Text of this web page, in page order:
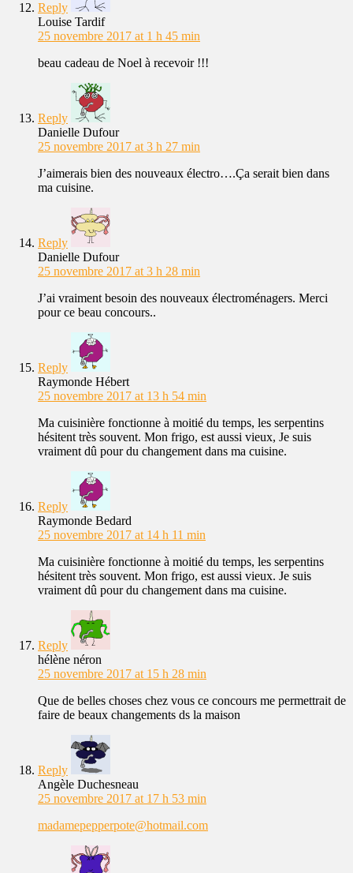
Reply
Louise Tardif
25 novembre 2017 at 1 h 45 min
beau cadeau de Noel à recevoir !!!
Reply
Danielle Dufour
25 novembre 2017 at 3 h 27 min
J’aimerais bien des nouveaux électro….Ça serait bien dans
ma cuisine.
Reply
Danielle Dufour
25 novembre 2017 at 3 h 28 min
J’ai vraiment besoin des nouveaux électroménagers. Merci
pour ce beau concours..
Reply
Raymonde Hébert
25 novembre 2017 at 13 h 54 min
Ma cuisinière fonctionne à moitié du temps, les serpentins
hésitent très souvent. Mon frigo, est aussi vieux, Je suis
vraiment dû pour du changement dans ma cuisine.
Reply
Raymonde Bedard
25 novembre 2017 at 14 h 11 min
Ma cuisinière fonctionne à moitié du temps, les serpentins
hésitent très souvent. Mon frigo, est aussi vieux. Je suis
vraiment dû pour du changement dans ma cuisine.
Reply
hélène néron
25 novembre 2017 at 15 h 28 min
Que de belles choses chez vous ce concours me permettrait de
faire de beaux changements ds la maison
Reply
Angèle Duchesneau
25 novembre 2017 at 17 h 53 min
madamepepperpote@hotmail.com